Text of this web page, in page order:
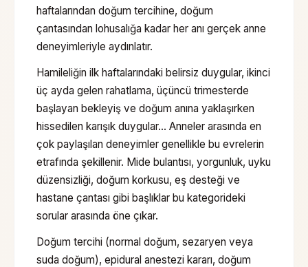
haftalarından doğum tercihine, doğum
çantasından lohusalığa kadar her anı gerçek anne
deneyimleriyle aydınlatır.
Hamileliğin ilk haftalarındaki belirsiz duygular, ikinci
üç ayda gelen rahatlama, üçüncü trimesterde
başlayan bekleyiş ve doğum anına yaklaşırken
hissedilen karışık duygular… Anneler arasında en
çok paylaşılan deneyimler genellikle bu evrelerin
etrafında şekillenir. Mide bulantısı, yorgunluk, uyku
düzensizliği, doğum korkusu, eş desteği ve
hastane çantası gibi başlıklar bu kategorideki
sorular arasında öne çıkar.
Doğum tercihi (normal doğum, sezaryen veya
suda doğum), epidural anestezi kararı, doğum